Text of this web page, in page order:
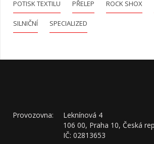
POTISK TEXTILU PŘELEP ROCK SHOX
SILNIČNÍ SPECIALIZED
Provozovna:
Leknínová 4
106 00, Praha 10, Česká
IČ: 02813653